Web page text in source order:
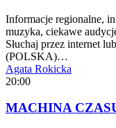
Informacje regionalne,
muzyka, ciekawe
Słuchaj przez internet
(POLSKA)…
Agata Rokicka
20:00
MACHINA